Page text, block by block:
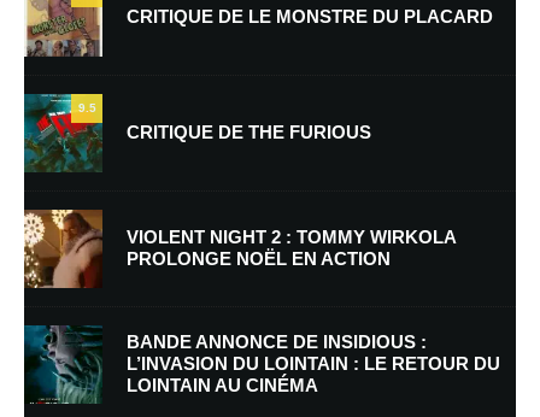
Nom*
E-mail *
Enregistrer mon nom, mon e-mail et mon site dans le navigateur pour
mon prochain commentaire.
CRITIQUE DE LE MONSTRE DU PLACARD
9.5
CRITIQUE DE THE FURIOUS
VIOLENT NIGHT 2 : TOMMY WIRKOLA
PROLONGE NOËL EN ACTION
BANDE ANNONCE DE INSIDIOUS :
L’INVASION DU LOINTAIN : LE RETOUR DU
LOINTAIN AU CINÉMA